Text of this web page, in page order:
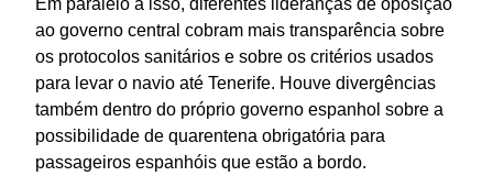
Em paralelo a isso, diferentes lideranças de oposição
ao governo central cobram mais transparência sobre
os protocolos sanitários e sobre os critérios usados
para levar o navio até Tenerife. Houve divergências
também dentro do próprio governo espanhol sobre a
possibilidade de quarentena obrigatória para
passageiros espanhóis que estão a bordo.